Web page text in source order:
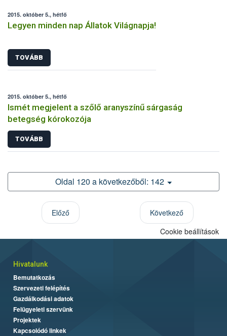
2015. október 5., hétfő
Legyen minden nap Állatok Világnapja!
TOVÁBB
2015. október 5., hétfő
Ismét megjelent a szőlő aranyszínű sárgaság
betegség kórokozója
TOVÁBB
Oldal 120 a következőből: 142
Előző
Következő
Cookie beállítások
Hivatalunk
Bemutatkozás
Szervezeti felépítés
Gazdálkodási adatok
Felügyeleti szervünk
Projektek
Kapcsolódó linkek